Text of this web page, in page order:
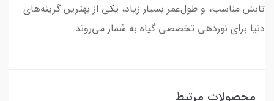
تابش مناسب، و طول‌عمر بسیار زیاد، یکی از بهترین گزینه‌های
دنیا برای نوردهی تخصصی گیاه به شمار می‌روند.
محصولات مرتبط